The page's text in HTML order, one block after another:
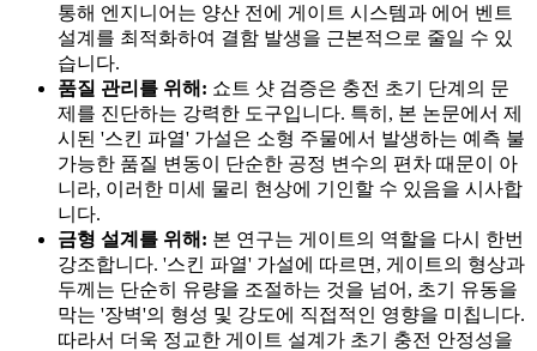
통해 엔지니어는 양산 전에 게이트 시스템과 에어 벤트
설계를 최적화하여 결함 발생을 근본적으로 줄일 수 있
습니다.
품질 관리를 위해: 쇼트 샷 검증은 충전 초기 단계의 문
제를 진단하는 강력한 도구입니다. 특히, 본 논문에서 제
시된 '스킨 파열' 가설은 소형 주물에서 발생하는 예측 불
가능한 품질 변동이 단순한 공정 변수의 편차 때문이 아
니라, 이러한 미세 물리 현상에 기인할 수 있음을 시사합
니다.
금형 설계를 위해: 본 연구는 게이트의 역할을 다시 한번
강조합니다. '스킨 파열' 가설에 따르면, 게이트의 형상과
두께는 단순히 유량을 조절하는 것을 넘어, 초기 유동을
막는 '장벽'의 형성 및 강도에 직접적인 영향을 미칩니다.
따라서 더욱 정교한 게이트 설계가 초기 충전 안정성을